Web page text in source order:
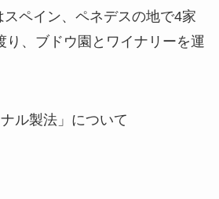
スペイン、ペネデスの地で4家
り、ブドウ園とワイナリーを運
ル製法」について